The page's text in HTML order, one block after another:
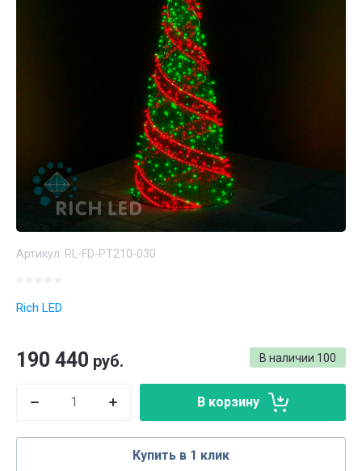
Артикул: RL-FD-PT210-030
Rich LED
В наличии 100
190 440 руб.
В корзину
Купить в 1 клик